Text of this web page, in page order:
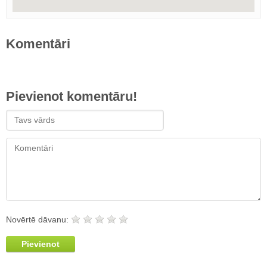
Komentāri
Pievienot komentāru!
Novērtē dāvanu:
Pievienot